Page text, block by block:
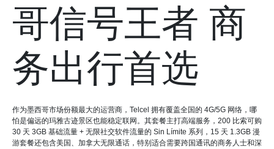
哥信号王者 商
务出行首选
作为墨西哥市场份额最大的运营商，Telcel 拥有覆盖全国的 4G/5G 网络，哪
怕是偏远的玛雅古迹景区也能稳定联网。其套餐主打高端服务，200 比索可购
30 天 3GB 基础流量 + 无限社交软件流量的 Sin Límite 系列，15 天 1.3GB 漫
游套餐还包含美国、加拿大无限通话，特别适合需要跨国通讯的商务人士和深